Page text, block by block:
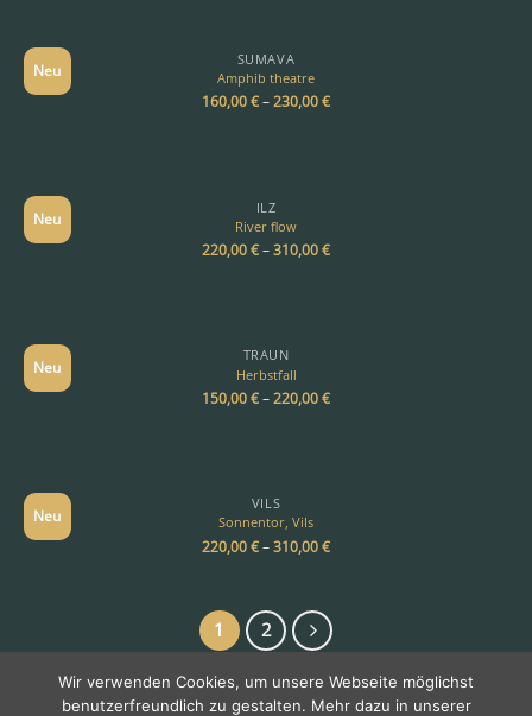
Neu
SUMAVA
Amphib theatre
160,00€–230,00€
Neu
ILZ
River flow
220,00€–310,00€
Neu
TRAUN
Herbstfall
150,00€–220,00€
Neu
VILS
Sonnentor, Vils
220,00€–310,00€
1 2
Wir verwenden Cookies, um unsere Webseite möglichst
benutzerfreundlich zu gestalten. Mehr dazu in unserer